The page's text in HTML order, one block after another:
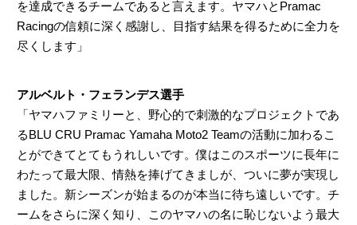
を達成できるチームであると言えます。ヤマハとPramac
Racingの信頼に深く感謝し、目指す結果を得るために全力を
尽くします」
アルベルト・フェランデス選手
「ヤマハファミリーと、野心的で刺激的なプロジェクトであ
るBLU CRU Pramac Yamaha Moto2 Teamの活動に加わるこ
とができてとてもうれしいです。僕はこのスポーツに長年に
わたって最大限、情熱を捧げてきましが、ついに夢が実現し
ました。新シーズンが始まるのが本当に待ち遠しいです。チ
ームをさらに深く知り、このヤマハの名に恥じないよう最大